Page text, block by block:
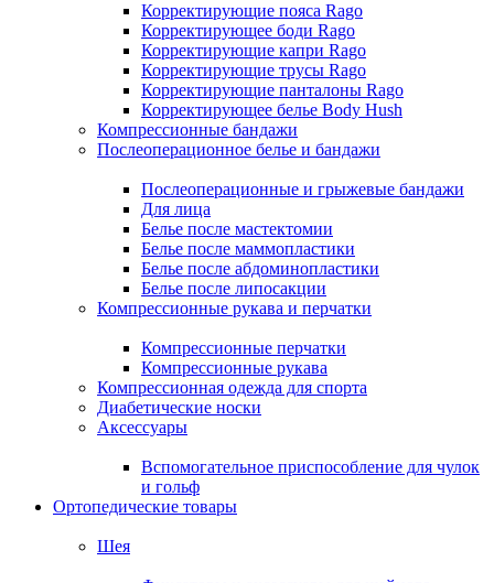
Корректирующие пояса Rago
Корректирующее боди Rago
Корректирующие капри Rago
Корректирующие трусы Rago
Корректирующие панталоны Rago
Корректирующее белье Body Hush
Компрессионные бандажи
Послеоперационное белье и бандажи
Послеоперационные и грыжевые бандажи
Для лица
Белье после мастектомии
Белье после маммопластики
Белье после абдоминопластики
Белье после липосакции
Компрессионные рукава и перчатки
Компрессионные перчатки
Компрессионные рукава
Компрессионная одежда для спорта
Диабетические носки
Аксессуары
Вспомогательное приспособление для чулок
и гольф
Ортопедические товары
Шея